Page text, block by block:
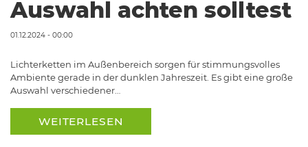
Auswahl achten solltest
01.12.2024 - 00:00
Lichterketten im Außenbereich sorgen für stimmungsvolles
Ambiente gerade in der dunklen Jahreszeit. Es gibt eine große
Auswahl verschiedener…
WEITERLESEN